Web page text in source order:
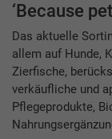
‘Because
Das aktuelle
allem auf Hunde,
Zierfische,
verkäufliche und
Pflegeprodukte,